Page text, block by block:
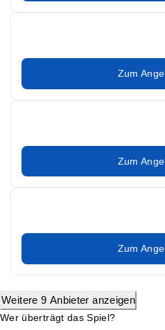
Zum
Zum
Zum
Weitere 9 Anbieter anzeigen
Wer überträgt das Spiel?